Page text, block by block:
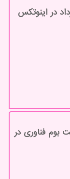
در اینوتکس
بوم فناوری در